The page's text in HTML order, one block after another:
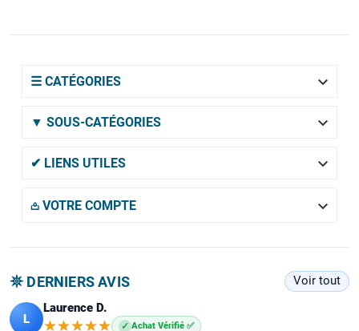
☰ CATÉGORIES 
▼ SOUS-CATÉGORIES 
✔ LIENS UTILES 
𖡌 VOTRE COMPTE 
𖤓 DERNIERS AVIS Voir tout
L
Laurence D.
★★★★★
★★★★★ ✓ Achat Vérifié ✅